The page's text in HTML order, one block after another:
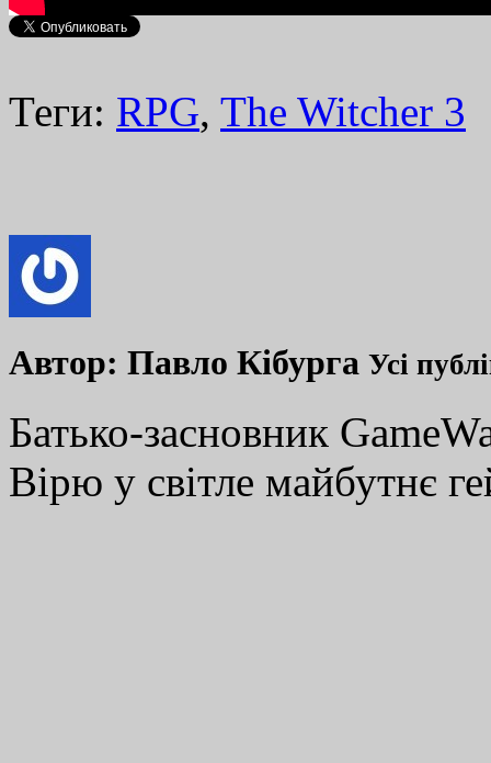
Теги: RPG, The Witcher 3
Автор: Павло Кібурга Усі
Батько-засновник
Вірю у світле майбутнє